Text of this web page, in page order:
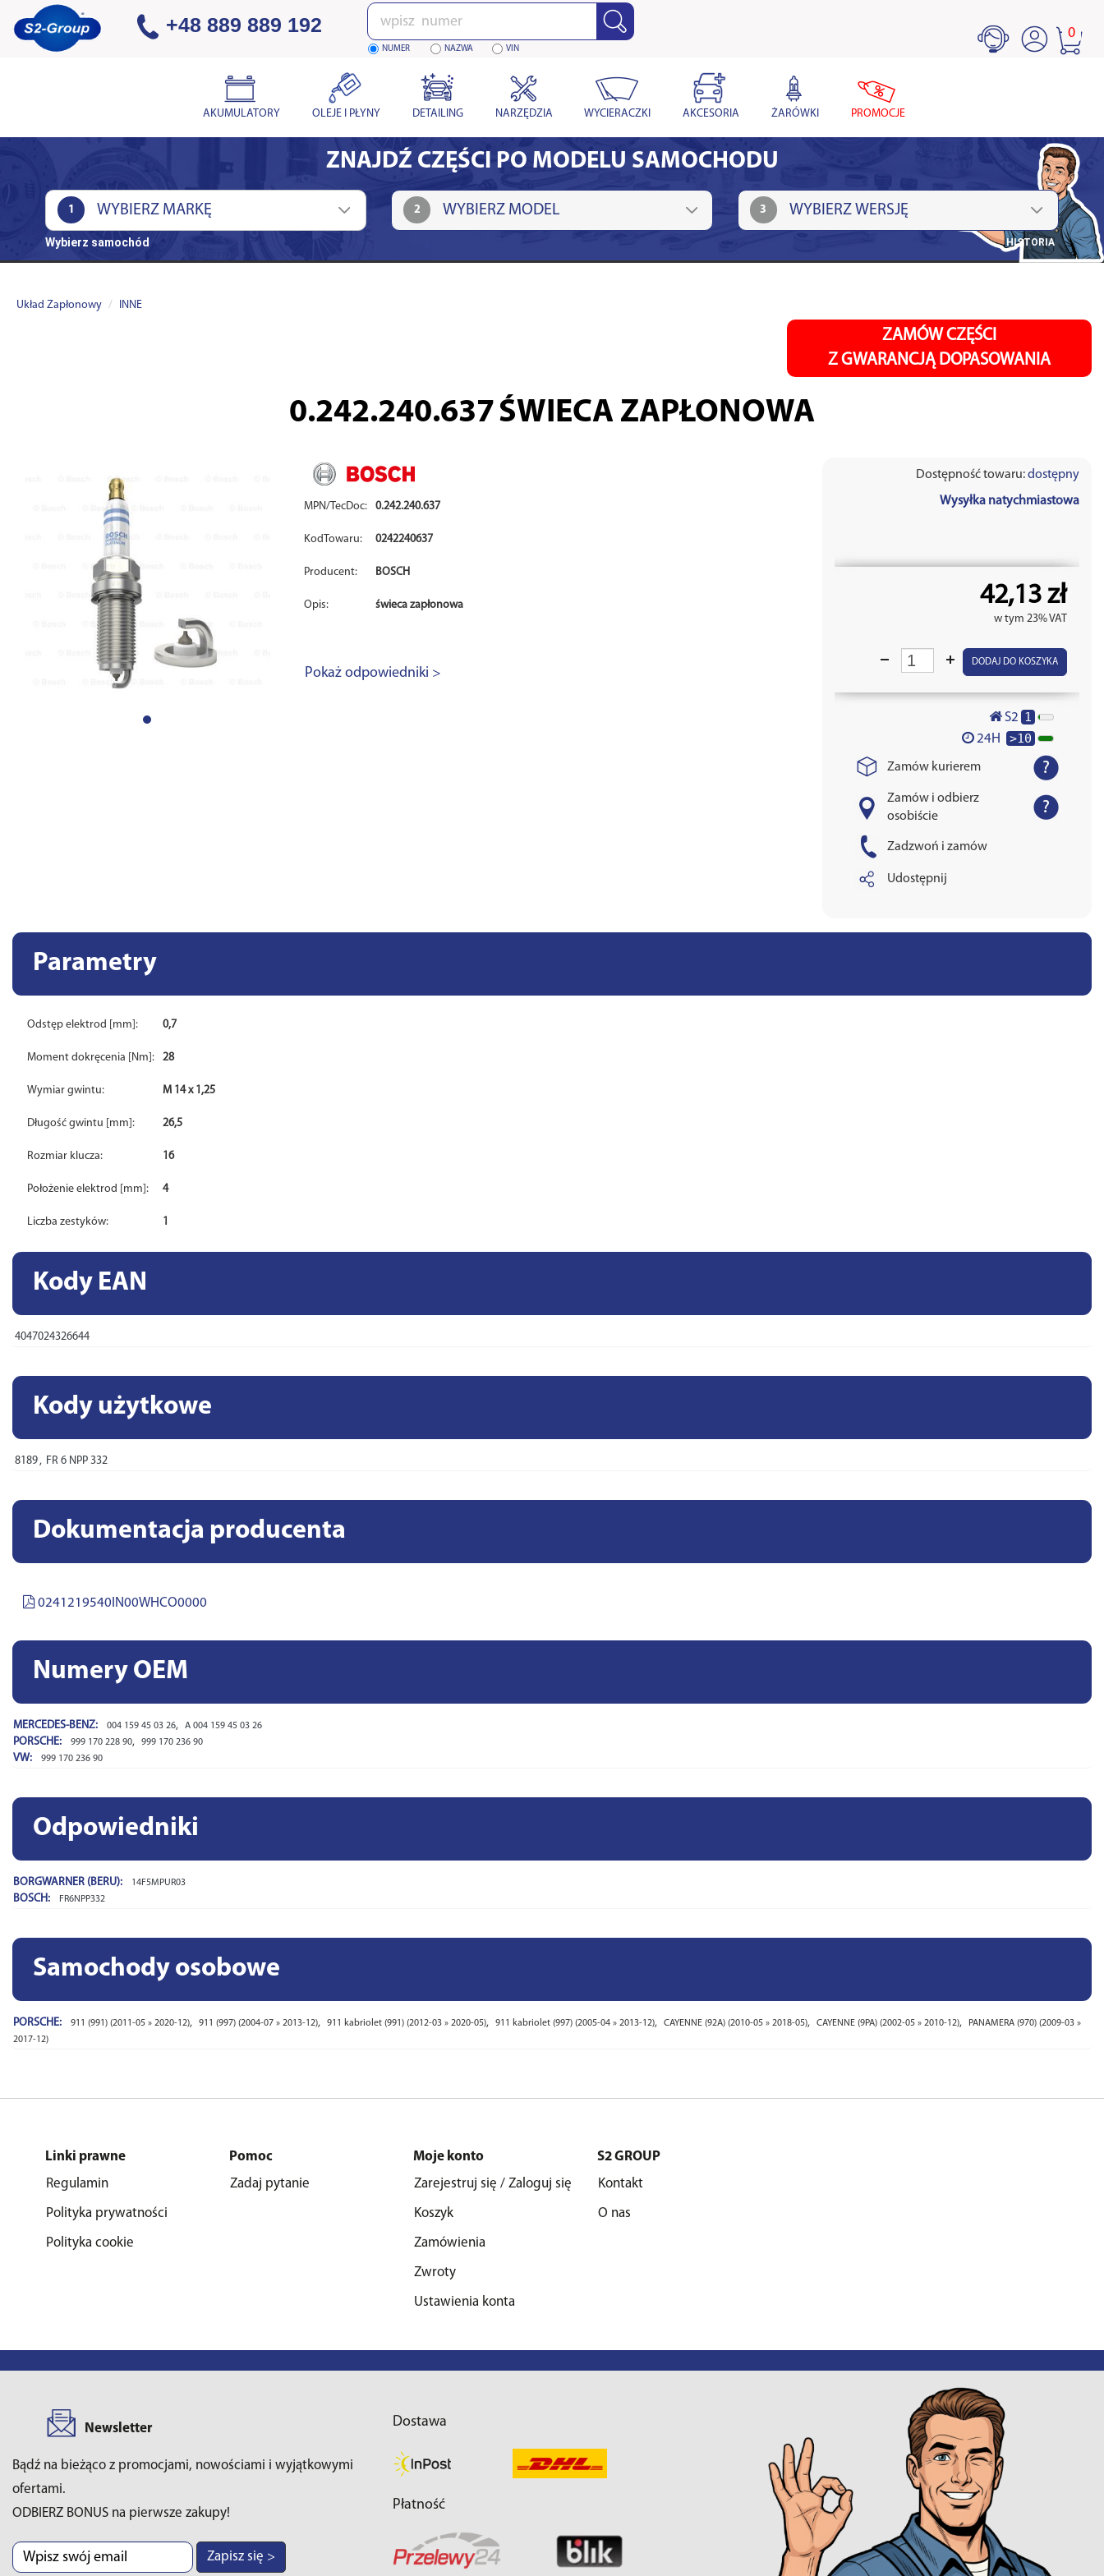
+48 889 889 192 Wpisz
numer
NUMER NAZWA VIN
0
AKUMULATORY OLEJE I PŁYNY DETAILING NARZĘDZIA WYCIERACZKI AKCESORIA ŻARÓWKI PROMOCJE
ZNAJDŹ CZĘŚCI PO MODELU SAMOCHODU
1 2 3
Wybierz samochód HISTORIA
Układ Zapłonowy INNE
ZAMÓW CZĘŚCI
Z GWARANCJĄ DOPASOWANIA
0.242.240.637ŚWIECA ZAPŁONOWA
MPN/TecDoc: 0.242.240.637
KodTowaru: 0242240637
Producent: BOSCH
Opis: świeca zapłonowa
Pokaż odpowiedniki >
Dostępność towaru:dostępny
Wysyłka natychmiastowa
42,13 zł
w tym 23% VAT
DODAJ DO KOSZYKA
S2 1
24H >10
Zamów kurierem
Zamów i odbierz
osobiście
Zadzwoń i zamów
Udostępnij
Parametry
Odstęp elektrod [mm]: 0,7
Moment dokręcenia [Nm]: 28
Wymiar gwintu: M 14 x 1,25
Długość gwintu [mm]: 26,5
Rozmiar klucza: 16
Położenie elektrod [mm]: 4
Liczba zestyków: 1
Kody EAN
4047024326644
Kody użytkowe
8189, FR 6 NPP 332
Dokumentacja producenta
0241219540IN00WHCO0000
Numery OEM
MERCEDES-BENZ: 004 159 45 03 26, A 004 159 45 03 26
PORSCHE: 999 170 228 90, 999 170 236 90
VW: 999 170 236 90
Odpowiedniki
BORGWARNER (BERU): 14F5MPUR03
BOSCH: FR6NPP332
Samochody osobowe
PORSCHE: 911 (991) (2011-05 » 2020-12), 911 (997) (2004-07 » 2013-12), 911 kabriolet (991) (2012-03 » 2020-05), 911 kabriolet (997) (2005-04 » 2013-12), CAYENNE (92A) (2010-05 » 2018-05), CAYENNE (9PA) (2002-05 » 2010-12),
PANAMERA (970) (2009-03 »
2017-12)
Linki prawne
Regulamin
Polityka prywatności
Polityka cookie
Pomoc
Zadaj pytanie
Moje konto
Zarejestruj się / Zaloguj się
Koszyk
Zamówienia
Zwroty
Ustawienia konta
S2 GROUP
Kontakt
O nas
Newsletter
Bądź na bieżąco z promocjami, nowościami i wyjątkowymi
ofertami.
ODBIERZ BONUS na pierwsze zakupy!
Zapisz się >
Dostawa
Płatność